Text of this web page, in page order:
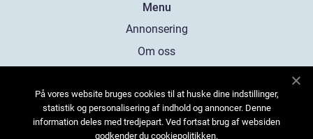
Menu
Annonsering
Om oss
Kontakta oss
Sitemap
På vores website bruges cookies til at huske dine indstillinger,
statistik og personalisering af indhold og annoncer. Denne
information deles med tredjepart. Ved fortsat brug af websiden
godkender du cookiepolitikken.